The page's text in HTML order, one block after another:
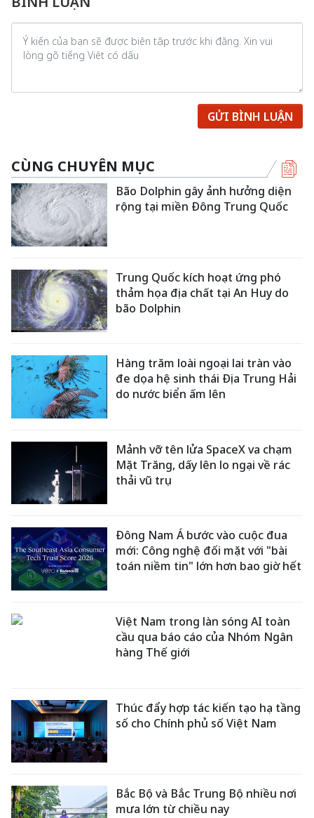
GỬI BÌNH LUẬN
CÙNG CHUYÊN MỤC
Bão Dolphin gây ảnh hưởng diện
rộng tại miền Đông Trung Quốc
Trung Quốc kích hoạt ứng phó
thảm họa địa chất tại An Huy do
bão Dolphin
Hàng trăm loài ngoại lai tràn vào
đe dọa hệ sinh thái Địa Trung Hải
do nước biển ấm lên
Mảnh vỡ tên lửa SpaceX va chạm
Mặt Trăng, dấy lên lo ngại về rác
thải vũ trụ
Đông Nam Á bước vào cuộc đua
mới: Công nghệ đối mặt với "bài
toán niềm tin" lớn hơn bao giờ hết
Việt Nam trong làn sóng AI toàn
cầu qua báo cáo của Nhóm Ngân
hàng Thế giới
Thúc đẩy hợp tác kiến tạo hạ tầng
số cho Chính phủ số Việt Nam
Bắc Bộ và Bắc Trung Bộ nhiều nơi
mưa lớn từ chiều nay